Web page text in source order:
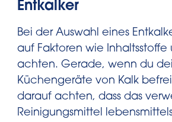
Entkalker
Bei der Auswahl eines
auf Faktoren wie Inhaltsstoffe
achten. Gerade, wenn du
Küchengeräte von Kalk
darauf achten, dass das
Reinigungsmittel